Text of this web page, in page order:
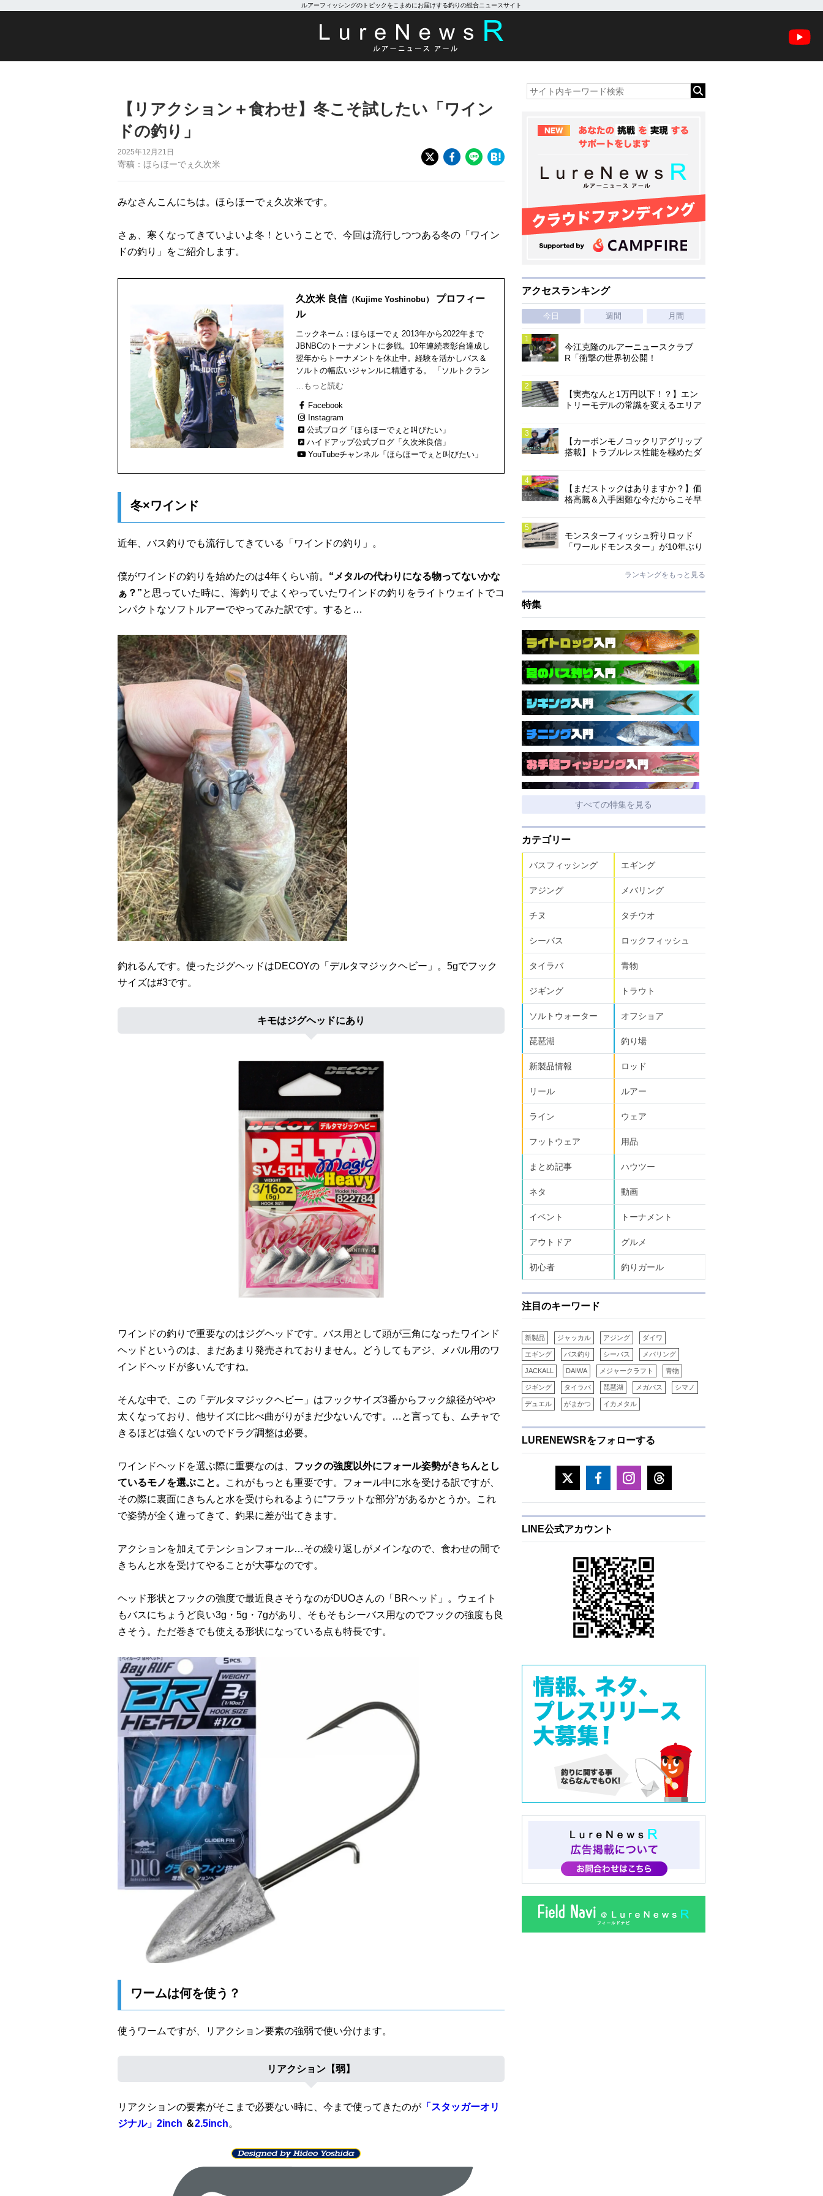
ルアーフィッシングのトピックをこまめにお届けする釣りの総合ニュースサイト
【リアクション＋食わせ】冬こそ試したい「ワイン
ドの釣り」
2025年12月21日
寄稿：ほらほーでぇ久次米
みなさんこんにちは。ほらほーでぇ久次米です。
さぁ、寒くなってきていよいよ冬！ということで、今回は流行しつつある冬の「ワイン
ドの釣り」をご紹介します。
久次米 良信（Kujime Yoshinobu）
プロフィー
ル
ニックネーム：ほらほーでぇ 2013年から2022年まで
JBNBCのトーナメントに参戦。10年連続表彰台達成し
翌年からトーナメントを休止中。経験を活かしバス＆
ソルトの幅広いジャンルに精通する。 「ソルトクラン
ク」の第一人者でもある。1979年7月生まれ 徳島県
…もっと読む
Facebook
Instagram
公式ブログ「ほらほーでぇと叫びたい」
ハイドアップ公式ブログ「久次米良信」
YouTubeチャンネル「ほらほーでぇと叫びたい」
冬×ワインド
近年、バス釣りでも流行してきている「ワインドの釣り」。
僕がワインドの釣りを始めたのは4年くらい前。 “メタルの代わりになる物ってないかな
ぁ？”と思っていた時に、海釣りでよくやっていたワインドの釣りをライトウェイトでコ
ンパクトなソフトルアーでやってみた訳です。すると…
釣れるんです。使ったジグヘッドはDECOYの「デルタマジックヘビー」。5gでフック
サイズは#3です。
キモはジグヘッドにあり
ワインドの釣りで重要なのはジグヘッドです。バス用として頭が三角になったワインド
ヘッドというのは、まだあまり発売されておりません。どうしてもアジ、メバル用のワ
インドヘッドが多いんですね。
そんな中で、この「デルタマジックヘビー」はフックサイズ3番からフック線径がやや
太くなっており、他サイズに比べ曲がりがまだ少ないんです。…と言っても、ムチャで
きるほどは強くないのでドラグ調整は必要。
ワインドヘッドを選ぶ際に重要なのは、 フックの強度以外にフォール姿勢がきちんとし
ているモノを選ぶこと。
これがもっとも重要です。フォール中に水を受ける訳ですが、
その際に裏面にきちんと水を受けられるように“フラットな部分”があるかとうか。これ
で姿勢が全く違ってきて、釣果に差が出てきます。
アクションを加えてテンションフォール…その繰り返しがメインなので、食わせの間で
きちんと水を受けてやることが大事なのです。
ヘッド形状とフックの強度で最近良さそうなのがDUOさんの「BRヘッド」。ウェイト
もバスにちょうど良い3g・5g・7gがあり、そもそもシーバス用なのでフックの強度も良
さそう。ただ巻きでも使える形状になっている点も特長です。
ワームは何を使う？
使うワームですが、リアクション要素の強弱で使い分けます。
リアクション【弱】
リアクションの要素がそこまで必要ない時に、今まで使ってきたのが 「スタッガーオリ
ジナル」2inch ＆2.5inch。
アクセスランキング
今日 週間 月間
今江克隆のルアーニュースクラブ
R「衝撃の世界初公開！
【実売なんと1万円以下！？】エン
トリーモデルの常識を変えるエリア
【カーボンモノコックリアグリップ
搭載】トラブルレス性能を極めたダ
【まだストックはありますか？】価
格高騰＆入手困難な今だからこそ早
モンスターフィッシュ狩りロッド
「ワールドモンスター」が10年ぶり
ランキングをもっと見る
特集
すべての特集を見る
カテゴリー
バスフィッシング エギング
アジング メバリング
チヌ タチウオ
シーバス ロックフィッシュ
タイラバ 青物
ジギング トラウト
ソルトウォーター オフショア
琵琶湖 釣り場
新製品情報 ロッド
リール ルアー
ライン ウェア
フットウェア 用品
まとめ記事 ハウツー
ネタ 動画
イベント トーナメント
アウトドア グルメ
初心者 釣りガール
注目のキーワード
新製品 ジャッカル アジング ダイワ
エギング バス釣り シーバス メバリング
JACKALL DAIWA メジャークラフト 青物
ジギング タイラバ 琵琶湖 メガバス シマノ
デュエル がまかつ イカメタル
LURENEWSRをフォローする
LINE公式アカウント